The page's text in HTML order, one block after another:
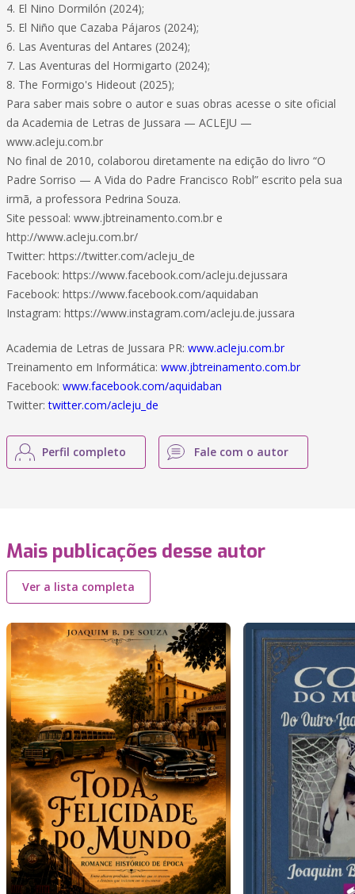
4. El Nino Dormilón (2024);
5. El Niño que Cazaba Pájaros (2024);
6. Las Aventuras del Antares (2024);
7. Las Aventuras del Hormigarto (2024);
8. The Formigo's Hideout (2025);
Para saber mais sobre o autor e suas obras acesse o site oficial
da Academia de Letras de Jussara — ACLEJU —
www.acleju.com.br
No final de 2010, colaborou diretamente na edição do livro “O
Padre Sorriso — A Vida do Padre Francisco Robl” escrito pela sua
irmã, a professora Pedrina Souza.
Site pessoal: www.jbtreinamento.com.br e
http://www.acleju.com.br/
Twitter: https://twitter.com/acleju_de
Facebook: https://www.facebook.com/acleju.dejussara
Facebook: https://www.facebook.com/aquidaban
Instagram: https://www.instagram.com/acleju.de.jussara
Academia de Letras de Jussara PR: www.acleju.com.br
Treinamento em Informática: www.jbtreinamento.com.br
Facebook: www.facebook.com/aquidaban
Twitter:twitter.com/acleju_de
Perfil completo Fale com o autor
Mais publicações desse autor
Ver a lista completa